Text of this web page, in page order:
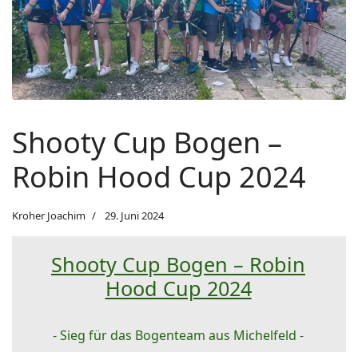
Shooty Cup Bogen –
Robin Hood Cup 2024
Kroher Joachim 29. Juni 2024
Shooty Cup Bogen – Robin
Hood Cup 2024
- Sieg für das Bogenteam aus Michelfeld -